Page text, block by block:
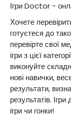
Ігри Doctor -
Хочете
готуєтеся до
перевірте свої
ігри з цієї
виконуйте
нові навички,
результати,
результатів.
ігри чи гонки!